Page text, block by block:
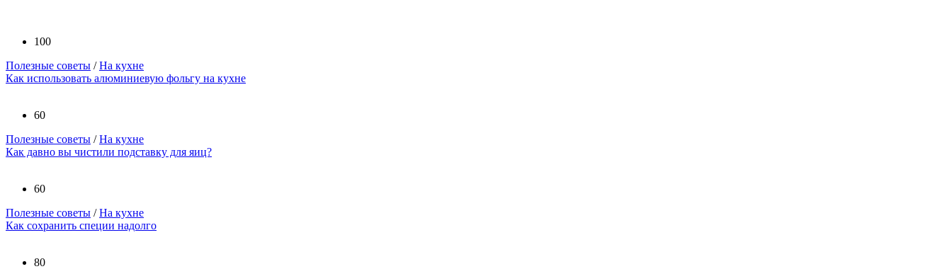
100
Полезные советы /На кухне
Как использовать алюминиевую фольгу на кухне
60
Полезные советы /На кухне
Как давно вы чистили подставку для яиц?
60
Полезные советы /На кухне
Как сохранить специи надолго
80